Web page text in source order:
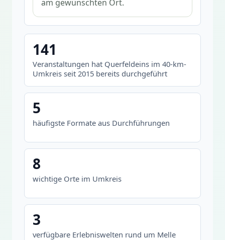
am gewünschten Ort.
141
Veranstaltungen hat Querfeldeins im 40-km-
Umkreis seit 2015 bereits durchgeführt
5
häufigste Formate aus Durchführungen
8
wichtige Orte im Umkreis
3
verfügbare Erlebniswelten rund um Melle